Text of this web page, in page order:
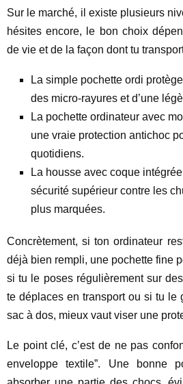
Sur le marché, il existe plusieurs
hésites encore, le bon choix
de vie et de la façon dont tu
La simple pochette ordi
des micro-rayures et d’une
La pochette ordinateur avec
une vraie protection antichoc
quotidiens.
La housse avec coque
sécurité supérieur contre les
plus marquées.
Concrètement, si ton ordinateur
déjà bien rempli, une pochette fine
si tu le poses régulièrement sur
te déplaces en transport ou si tu le
sac à dos, mieux vaut viser une
Le point clé, c’est de ne pas
enveloppe textile”. Une bonne